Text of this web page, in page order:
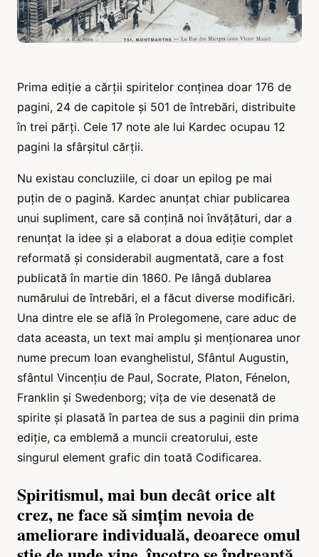
Prima ediție a cărții spiritelor conținea doar 176 de
pagini, 24 de capitole și 501 de întrebări, distribuite
în trei părți. Cele 17 note ale lui Kardec ocupau 12
pagini la sfârșitul cărții.
Nu existau concluziile, ci doar un epilog pe mai
puțin de o pagină. Kardec anunțat chiar publicarea
unui supliment, care să conțină noi învățături, dar a
renunțat la idee și a elaborat a doua ediție complet
reformată și considerabil augmentată, care a fost
publicată în martie din 1860. Pe lângă dublarea
numărului de întrebări, el a făcut diverse modificări.
Una dintre ele se află în Prolegomene, care aduc de
data aceasta, un text mai amplu și menționarea unor
nume precum Ioan evanghelistul, Sfântul Augustin,
sfântul Vincențiu de Paul, Socrate, Platon, Fénelon,
Franklin și Swedenborg; vița de vie desenată de
spirite și plasată în partea de sus a paginii din prima
ediție, ca emblemă a muncii creatorului, este
singurul element grafic din toată Codificarea.
Spiritismul, mai bun decât orice alt
crez, ne face să simțim nevoia de
ameliorare individuală, deoarece omul